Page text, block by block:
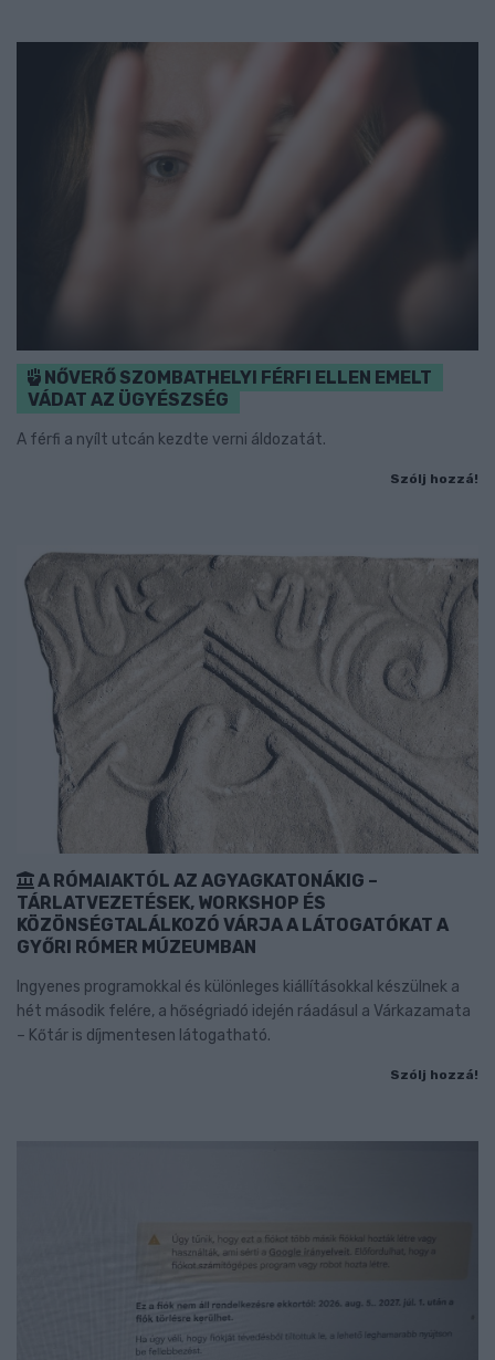
NŐVERŐ SZOMBATHELYI FÉRFI ELLEN EMELT
VÁDAT AZ ÜGYÉSZSÉG
A férfi a nyílt utcán kezdte verni áldozatát.
Szólj hozzá!
A RÓMAIAKTÓL AZ AGYAGKATONÁKIG –
TÁRLATVEZETÉSEK, WORKSHOP ÉS
KÖZÖNSÉGTALÁLKOZÓ VÁRJA A LÁTOGATÓKAT A
GYŐRI RÓMER MÚZEUMBAN
Ingyenes programokkal és különleges kiállításokkal készülnek a
hét második felére, a hőségriadó idején ráadásul a Várkazamata
– Kőtár is díjmentesen látogatható.
Szólj hozzá!